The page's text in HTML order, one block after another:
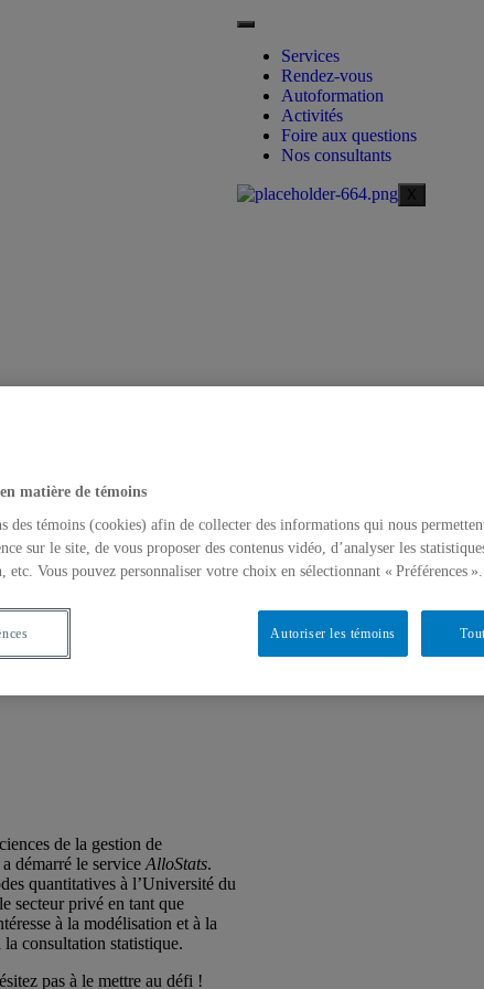
Services
Rendez-vous
Autoformation
Activités
Foire aux questions
Nos consultants
X
de la gestion de
démarré le serviceAlloStats.
quantitatives à l’Université du
secteur privé en tant que
à la modélisation et à la
la consultation statistique.
pas à le mettre au défi !
matière de témoins
des témoins (cookies) afin de collecter des informations qui nous
sur le site, de vous proposer des contenus vidéo, d’analyser les
etc. Vous pouvez personnaliser votre choix en sélectionnant « Préférences ».
Autoriser les témoins